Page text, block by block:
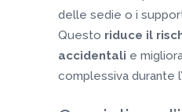
delle sedie o i
Questo riduce il
accidentali e
complessiva durante